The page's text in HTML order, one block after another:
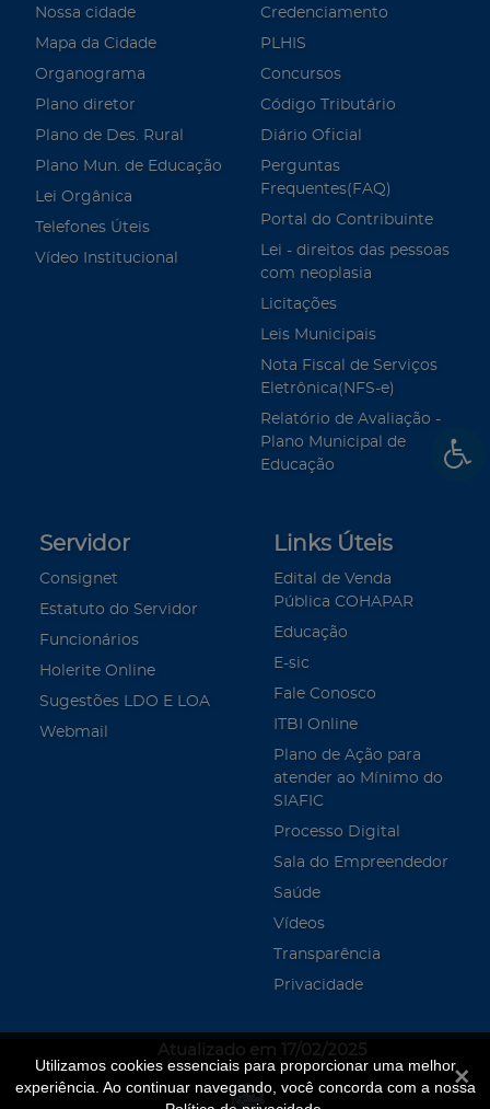
Utilizamos cookies essenciais para proporcionar uma melhor
experiência. Ao continuar navegando, você concorda com a nossa
Nossa cidade
Mapa da Cidade
Organograma
Plano diretor
Plano de Des. Rural
Plano Mun. de Educação
Lei Orgânica
Telefones Úteis
Vídeo Institucional
Credenciamento
PLHIS
Concursos
Código Tributário
Diário Oficial
Perguntas
Frequentes(FAQ)
Portal do Contribuinte
Lei - direitos das pessoas
com neoplasia
Licitações
Leis Municipais
Nota Fiscal de Serviços
Eletrônica(NFS-e)
Relatório de Avaliação -
Plano Municipal de
Educação
Servidor
Consignet
Estatuto do Servidor
Funcionários
Holerite Online
Sugestões LDO E LOA
Webmail
Links Úteis
Edital de Venda
Pública COHAPAR
Educação
E-sic
Fale Conosco
ITBI Online
Plano de Ação para
atender ao Mínimo do
SIAFIC
Processo Digital
Sala do Empreendedor
Saúde
Vídeos
Transparência
Privacidade
Atualizado em 17/02/2025